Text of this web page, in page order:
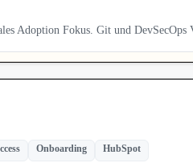
Adoption Fokus. Git und DevSecOps
Onboarding HubSpot